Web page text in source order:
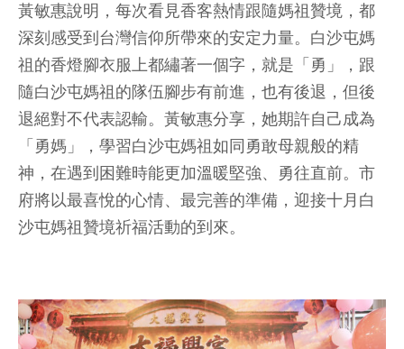
黃敏惠說明，每次看見香客熱情跟隨媽祖贊境，都
深刻感受到台灣信仰所帶來的安定力量。白沙屯媽
祖的香燈腳衣服上都繡著一個字，就是「勇」，跟
隨白沙屯媽祖的隊伍腳步有前進，也有後退，但後
退絕對不代表認輸。黃敏惠分享，她期許自己成為
「勇媽」，學習白沙屯媽祖如同勇敢母親般的精
神，在遇到困難時能更加溫暖堅強、勇往直前。市
府將以最喜悅的心情、最完善的準備，迎接十月白
沙屯媽祖贊境祈福活動的到來。